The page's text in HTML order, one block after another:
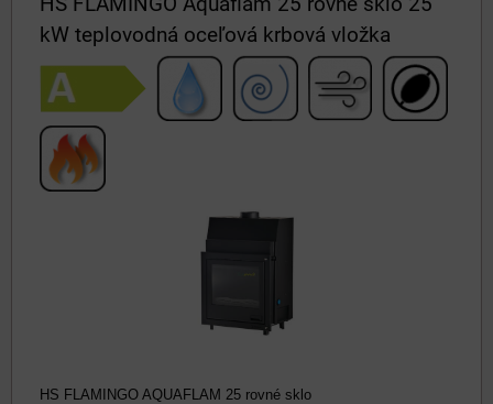
kW teplovodná oceľová krbová vložka
HS FLAMINGO AQUAFLAM 25 rovné sklo